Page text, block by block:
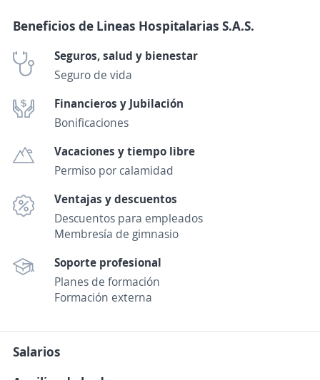
Beneficios de Lineas Hospitalarias S.A.S.
Seguros, salud y bienestar
Seguro de vida
Financieros y Jubilación
Bonificaciones
Vacaciones y tiempo libre
Permiso por calamidad
Ventajas y descuentos
Descuentos para empleados
Membresía de gimnasio
Soporte profesional
Planes de formación
Formación externa
Salarios